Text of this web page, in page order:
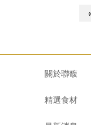
關於聯馥
精選食材